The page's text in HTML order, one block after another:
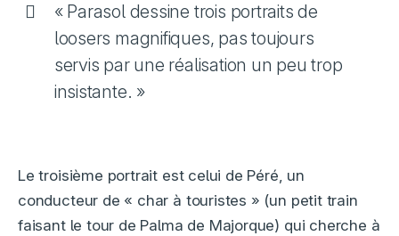
« Parasol dessine trois portraits de
loosers magnifiques, pas toujours
servis par une réalisation un peu trop
insistante. »
Le troisième portrait est celui de Péré, un
conducteur de « char à touristes » (un petit train
faisant le tour de Palma de Majorque) qui cherche à